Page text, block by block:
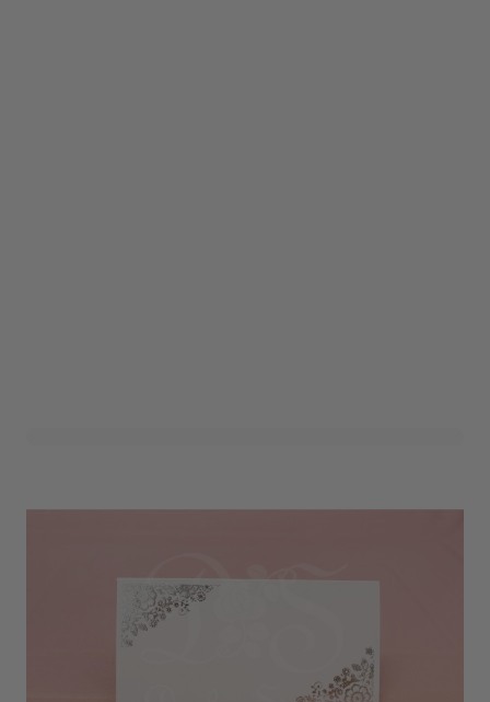
9,6x5cm - 12 stuks
Informeer mij wanneer dit product op voorraad is